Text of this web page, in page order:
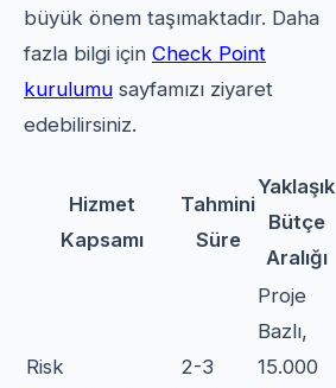
büyük önem taşımaktadır. Daha
fazla bilgi için Check Point
kurulumu sayfamızı ziyaret
edebilirsiniz.
Hizmet
Kapsamı
Tahmini
Süre
Yaklaşık
Bütçe
Aralığı
Risk
2-3
Proje
Bazlı,
15.000